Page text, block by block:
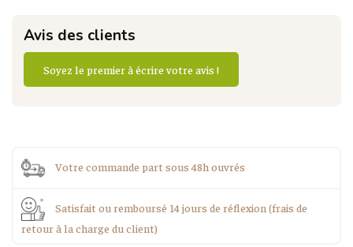
Avis des clients
Soyez le premier à écrire votre avis !
Votre commande part sous 48h ouvrés
Satisfait ou remboursé 14 jours de réflexion (frais de
retour à la charge du client)